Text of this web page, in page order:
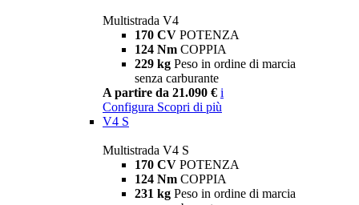
Multistrada V4
170 CV POTENZA
124 Nm COPPIA
229 kg Peso in ordine di marcia
senza carburante
A partire da 21.090 € i
Configura Scopri di più
V4 S
Multistrada V4 S
170 CV POTENZA
124 Nm COPPIA
231 kg Peso in ordine di marcia